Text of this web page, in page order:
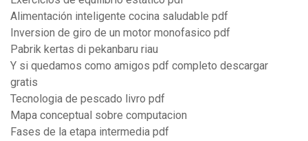
Alimentación inteligente cocina saludable pdf
Inversion de giro de un motor monofasico pdf
Pabrik kertas di pekanbaru riau
Y si quedamos como amigos pdf completo descargar
gratis
Tecnologia de pescado livro pdf
Mapa conceptual sobre computacion
Fases de la etapa intermedia pdf